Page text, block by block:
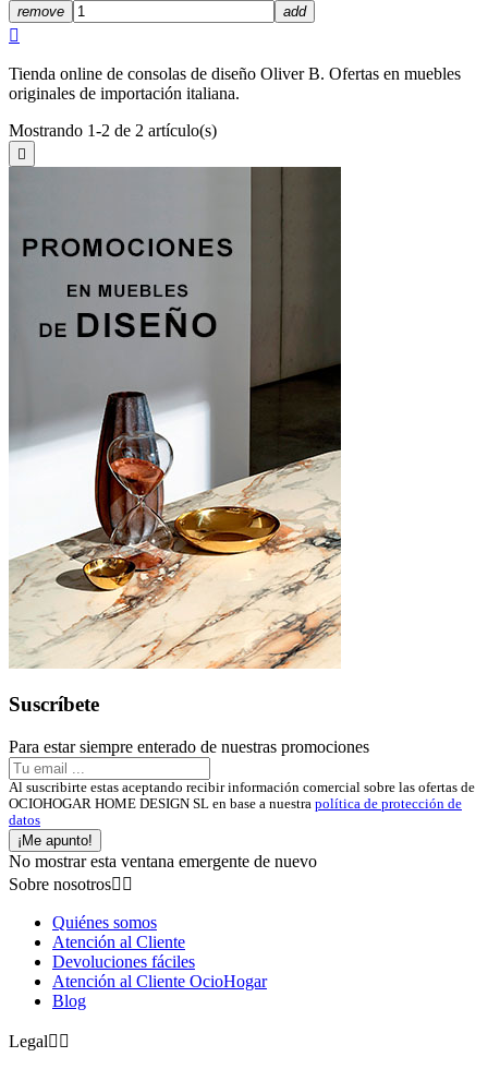
remove add

Tienda online de consolas de diseño Oliver B. Ofertas en muebles
originales de importación italiana.
Mostrando 1-2 de 2 artículo(s)

Suscríbete
Para estar siempre enterado de nuestras promociones
Al suscribirte estas aceptando recibir información comercial sobre las ofertas de
OCIOHOGAR HOME DESIGN SL en base a nuestra política de protección de
datos
¡Me apunto!
No mostrar esta ventana emergente de nuevo
Sobre nosotros 
Quiénes somos
Atención al Cliente
Devoluciones fáciles
Atención al Cliente OcioHogar
Blog
Legal 